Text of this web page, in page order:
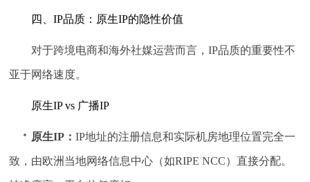
四、IP品质：原生IP的隐性价值
对于跨境电商和海外社媒运营而言，IP品质的重要性不
亚于网络速度。
原生IP vs 广播IP
原生IP：IP地址的注册信息和实际机房地理位置完全一
致，由欧洲当地网络信息中心（如RIPE NCC）直接分配。